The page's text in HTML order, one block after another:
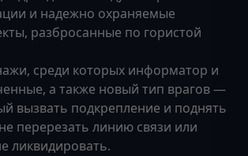
и надежно охраняемые
разбросанные по гористой
среди которых информатор и
а также новый тип врагов —
вызвать подкрепление и поднять
перерезать линию связи или
ликвидировать.